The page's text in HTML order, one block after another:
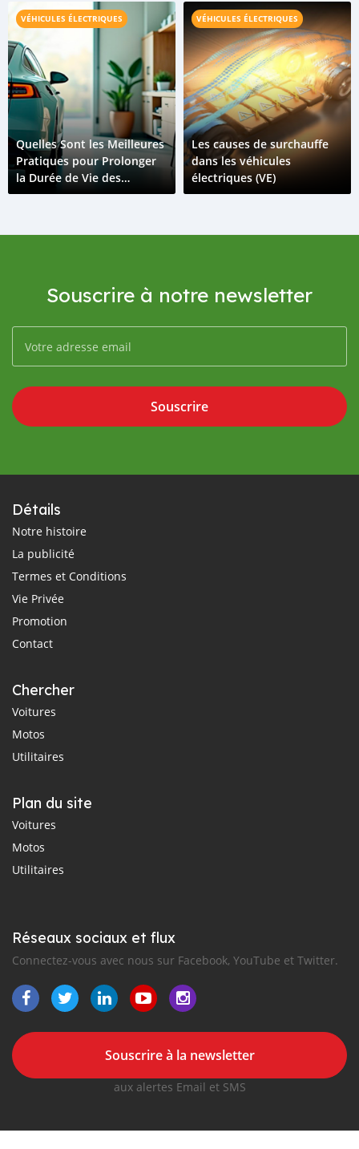
VÉHICULES ÉLECTRIQUES
Quelles Sont les Meilleures
Pratiques pour Prolonger
la Durée de Vie des
Batteries de Véhicules
VÉHICULES ÉLECTRIQUES
Les causes de surchauffe
dans les véhicules
électriques (VE)
Souscrire à notre newsletter
Souscrire
Détails
Notre histoire
La publicité
Termes et Conditions
Vie Privée
Promotion
Contact
Chercher
Voitures
Motos
Utilitaires
Plan du site
Voitures
Motos
Utilitaires
Réseaux sociaux et flux
Connectez-vous avec nous sur Facebook, YouTube et Twitter.
Souscrire à la newsletter
aux alertes Email et SMS